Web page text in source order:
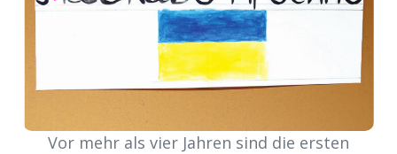
Vor mehr als vier Jahren sind die ersten